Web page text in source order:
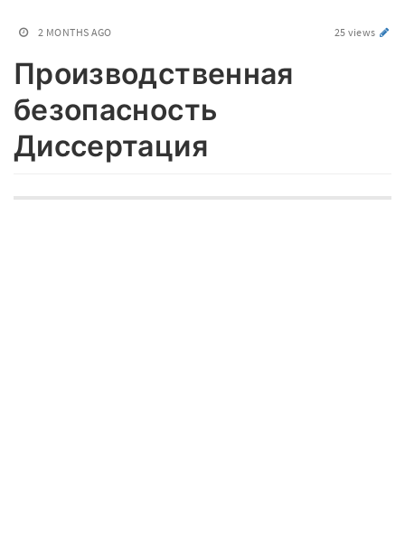
2 MONTHS AGO 25 views
Производственная
безопасность
Диссертация